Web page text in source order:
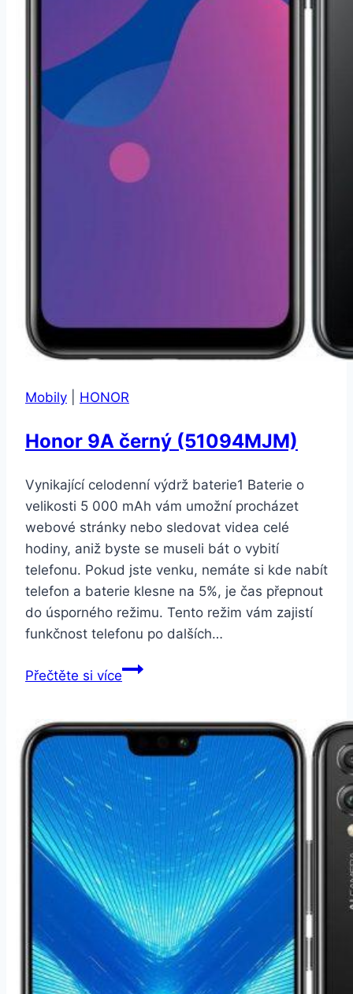
Mobily HONOR
Honor 9A černý (51094MJM)
Vynikající celodenní výdrž baterie1 Baterie o
velikosti 5 000 mAh vám umožní procházet
webové stránky nebo sledovat videa celé
hodiny, aniž byste se museli bát o vybití
telefonu. Pokud jste venku, nemáte si kde nabít
telefon a baterie klesne na 5%, je čas přepnout
do úsporného režimu. Tento režim vám zajistí
funkčnost telefonu po dalších…
Přečtěte si víceHonor
(51094MJM)